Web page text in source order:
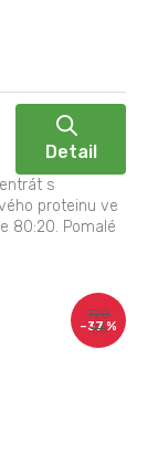
Detail
s
proteinu ve
80:20. Pomalé
720
Kč
–37 %